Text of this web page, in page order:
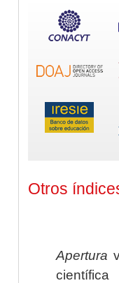
Otros
Apertura